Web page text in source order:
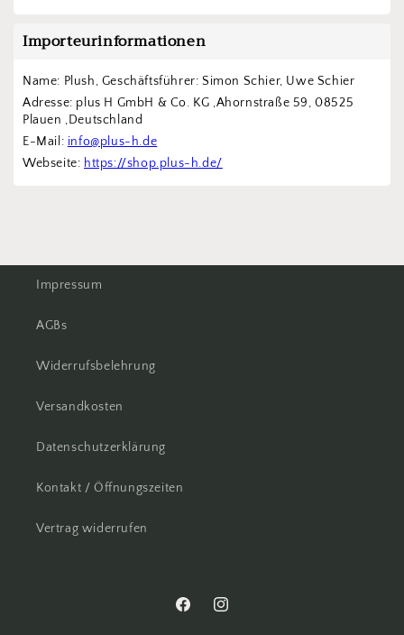
Importeurinformationen
Name: Plush, Geschäftsführer: Simon Schier, Uwe Schier
Adresse: plus H GmbH & Co. KG ,Ahornstraße 59, 08525
Plauen ,Deutschland
E-Mail: info@plus-h.de
Webseite: https://shop.plus-h.de/
Impressum
AGBs
Widerrufsbelehrung
Versandkosten
Datenschutzerklärung
Kontakt / Öffnungszeiten
Vertrag widerrufen
FacebookInstagram